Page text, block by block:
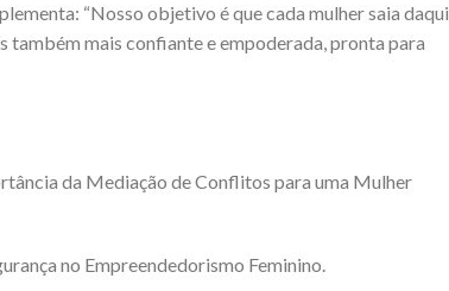
“Nosso objetivo é que cada mulher saia daqui
também mais confiante e empoderada, pronta para
da Mediação de Conflitos para uma Mulher
no Empreendedorismo Feminino.